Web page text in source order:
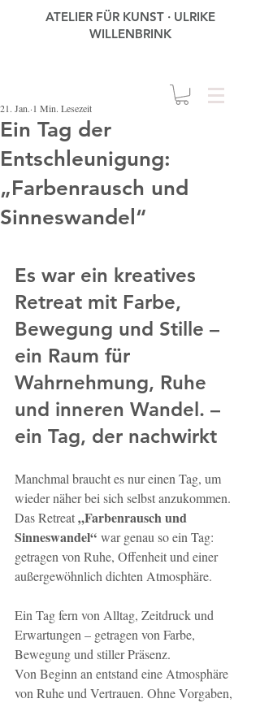
ATELIER FÜR KUNST · ULRIKE
WILLENBRINK
Ein Tag der
Entschleunigung:
„Farbenrausch und
Sinneswandel“
21. Jan. 1 Min. Lesezeit
Es war ein kreatives
Retreat mit Farbe,
Bewegung und Stille –
ein Raum für
Wahrnehmung, Ruhe
und inneren Wandel. –
ein Tag, der nachwirkt
Manchmal braucht es nur einen Tag, um
wieder näher bei sich selbst anzukommen.
Das Retreat „Farbenrausch und
Sinneswandel“ war genau so ein Tag:
getragen von Ruhe, Offenheit und einer
außergewöhnlich dichten Atmosphäre.
Ein Tag fern von Alltag, Zeitdruck und
Erwartungen – getragen von Farbe,
Bewegung und stiller Präsenz.
Von Beginn an entstand eine Atmosphäre
von Ruhe und Vertrauen. Ohne Vorgaben,